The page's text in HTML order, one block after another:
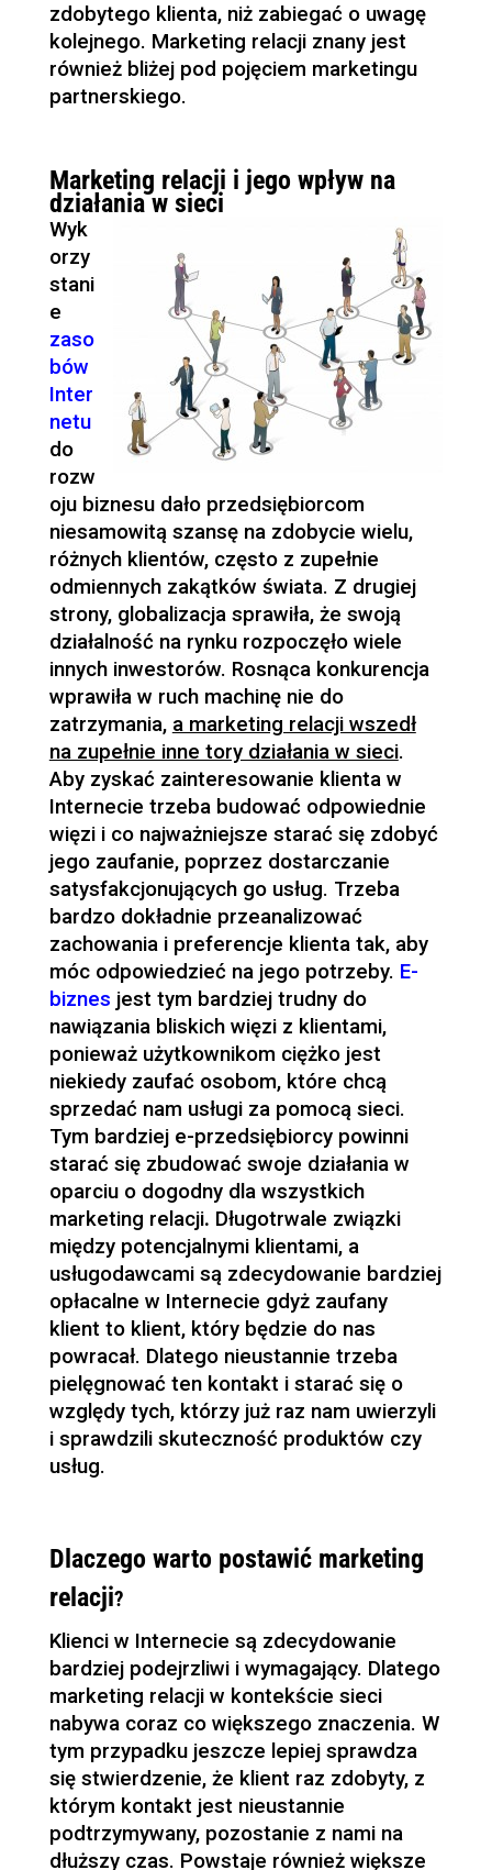
zdobytego klienta, niż zabiegać o uwagę
kolejnego. Marketing relacji znany jest
również bliżej pod pojęciem marketingu
partnerskiego.
Marketing relacji i jego wpływ na
działania w sieci
Wyk
orzy
stani
e
zaso
bów
Inter
netu
do
rozw
oju biznesu dało przedsiębiorcom
niesamowitą szansę na zdobycie wielu,
różnych klientów, często z zupełnie
odmiennych zakątków świata. Z drugiej
strony, globalizacja sprawiła, że swoją
działalność na rynku rozpoczęło wiele
innych inwestorów. Rosnąca konkurencja
wprawiła w ruch machinę nie do
zatrzymania, a marketing relacji wszedł
na zupełnie inne tory działania w sieci.
Aby zyskać zainteresowanie klienta w
Internecie trzeba budować odpowiednie
więzi i co najważniejsze starać się zdobyć
jego zaufanie, poprzez dostarczanie
satysfakcjonujących go usług. Trzeba
bardzo dokładnie przeanalizować
zachowania i preferencje klienta tak, aby
móc odpowiedzieć na jego potrzeby. E-
biznes jest tym bardziej trudny do
nawiązania bliskich więzi z klientami,
ponieważ użytkownikom ciężko jest
niekiedy zaufać osobom, które chcą
sprzedać nam usługi za pomocą sieci.
Tym bardziej e-przedsiębiorcy powinni
starać się zbudować swoje działania w
oparciu o dogodny dla wszystkich
marketing relacji. Długotrwale związki
między potencjalnymi klientami, a
usługodawcami są zdecydowanie bardziej
opłacalne w Internecie gdyż zaufany
klient to klient, który będzie do nas
powracał. Dlatego nieustannie trzeba
pielęgnować ten kontakt i starać się o
względy tych, którzy już raz nam uwierzyli
i sprawdzili skuteczność produktów czy
usług.
Dlaczego warto postawić marketing
relacji?
Klienci w Internecie są zdecydowanie
bardziej podejrzliwi i wymagający. Dlatego
marketing relacji w kontekście sieci
nabywa coraz co większego znaczenia. W
tym przypadku jeszcze lepiej sprawdza
się stwierdzenie, że klient raz zdobyty, z
którym kontakt jest nieustannie
podtrzymywany, pozostanie z nami na
dłuższy czas. Powstaje również większe